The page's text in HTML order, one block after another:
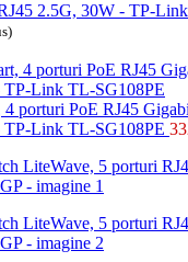
2.5G, 30W - TP-
4 porturi PoE RJ45
TP-Link TL-SG108PE